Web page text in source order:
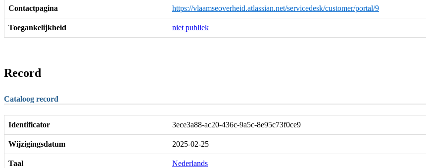
Contactpagina https://vlaamseoverheid.atlassian.net/servicedesk/customer/portal/9
Toegankelijkheid niet publiek
Record
Cataloog record
Identificator 3ece3a88-ac20-436c-9a5c-8e95c73f0ce9
Wijzigingsdatum 2025-02-25
Taal Nederlands